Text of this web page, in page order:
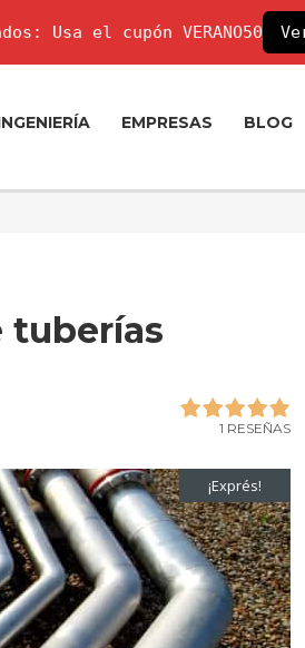
EMPRESAS BLOG
tuberías
1 RESEÑAS
¡Exprés!
Usa el cupón VERANO50